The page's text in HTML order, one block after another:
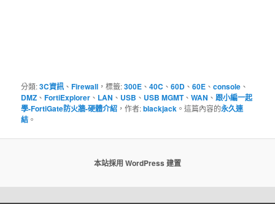
分類:3C資訊 、Firewall ，標籤:300E 、40C 、60D 、60E 、console 、
DMZ 、FortiExplorer 、 LAN 、 USB 、 USB MGMT、WAN 、跟小編一起
學-FortiGate防火牆-硬體介紹 ，作者:blackjack 。這篇內容的永久連
結 。
本站採用 WordPress 建置